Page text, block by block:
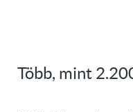
Több, mint